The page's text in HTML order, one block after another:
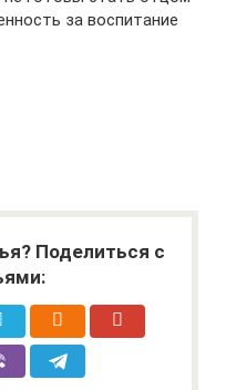
за воспитание
Поделиться с